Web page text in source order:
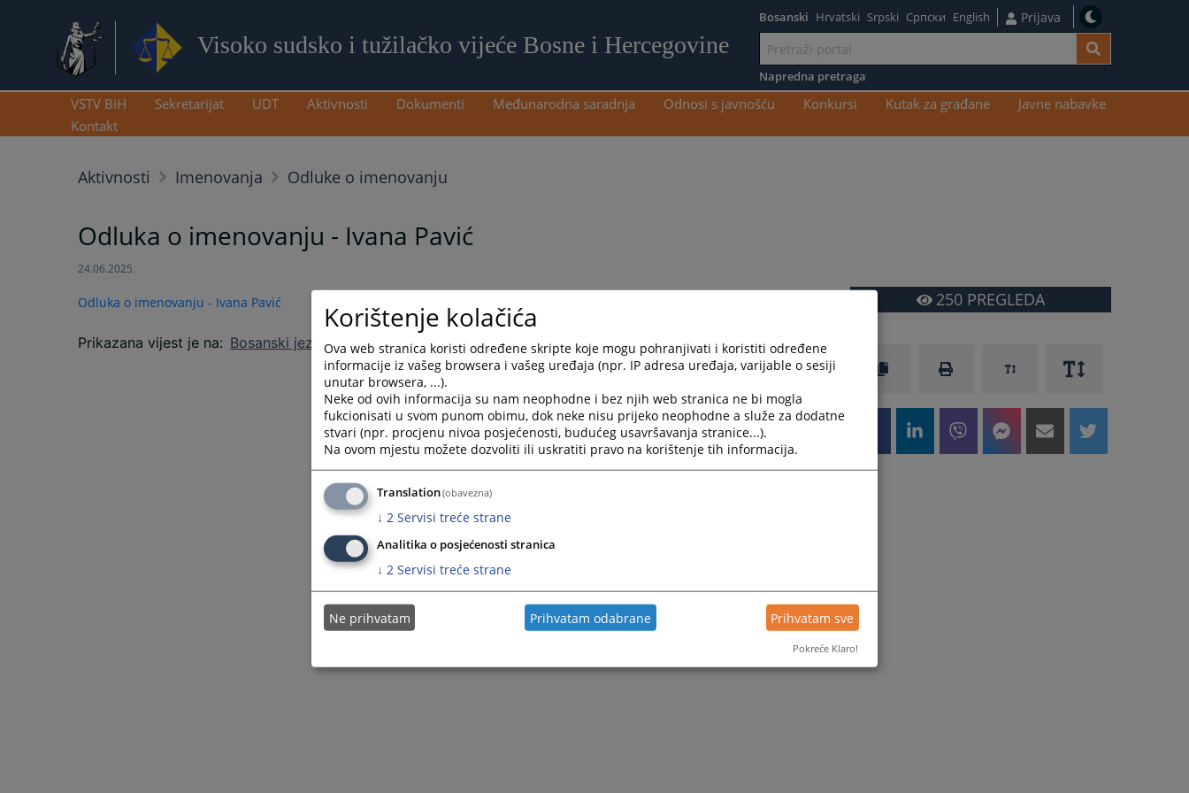
Visoko sudsko i tužilačko vijeće Bosne i Hercegovine
sadržaj
Bosanski Hrvatski Srpski Српски English Prijava
Napredna pretraga
VSTV BiH Sekretarijat UDT Aktivnosti Dokumenti Međunarodna saradnja Odnosi s javnošću Konkursi Kutak za građane
Javne nabavke
Kontakt
Aktivnosti Imenovanja Odluke o imenovanju
Odluka o imenovanju - Ivana Pavić
24.06.2025.
Odluka o imenovanju - Ivana Pavić
Prikazana vijest je na: Bosanski jezik
250PREGLEDA
Korištenje kolačića
Ova web stranica koristi određene skripte koje mogu pohranjivati i koristiti određene
informacije iz vašeg browsera i vašeg uređaja (npr. IP adresa uređaja, varijable o sesiji
unutar browsera, ...).
Neke od ovih informacija su nam neophodne i bez njih web stranica ne bi mogla
fukcionisati u svom punom obimu, dok neke nisu prijeko neophodne a služe za dodatne
stvari (npr. procjenu nivoa posjećenosti, budućeg usavršavanja stranice...).
Na ovom mjestu možete dozvoliti ili uskratiti pravo na korištenje tih informacija.
Translation(obavezna)
↓ 2 Servisi treće strane
Analitika o posjećenosti stranica
↓ 2 Servisi treće strane
Ne prihvatam Prihvatam odabrane Prihvatam sve
Pokreće Klaro!